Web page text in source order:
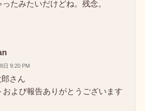
たみたいだけどね。残念。
日 9:20 PM
さん
および報告ありがとうございます